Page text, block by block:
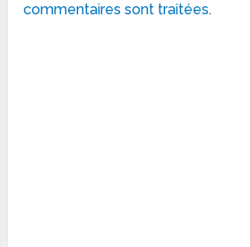
commentaires sont traitées.